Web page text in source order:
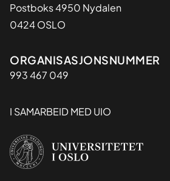
Postboks 4950 Nydalen
0424 OSLO
Organisasjon
ORGANISASJONSNUMMER
993 467 049
I SAMARBEID MED UIO